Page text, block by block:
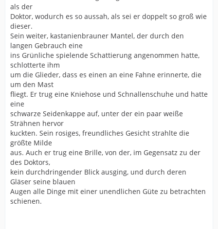
als der
Doktor, wodurch es so aussah, als sei er doppelt so groß wie
dieser.
Sein weiter, kastanienbrauner Mantel, der durch den
langen Gebrauch eine
ins Grünliche spielende Schattierung angenommen hatte,
schlotterte ihm
um die Glieder, dass es einen an eine Fahne erinnerte, die
um den Mast
fliegt. Er trug eine Kniehose und Schnallenschuhe und hatte
eine
schwarze Seidenkappe auf, unter der ein paar weiße
Strähnen hervor
kuckten. Sein rosiges, freundliches Gesicht strahlte die
größte Milde
aus. Auch er trug eine Brille, von der, im Gegensatz zu der
des Doktors,
kein durchdringender Blick ausging, und durch deren
Gläser seine blauen
Augen alle Dinge mit einer unendlichen Güte zu betrachten
schienen.